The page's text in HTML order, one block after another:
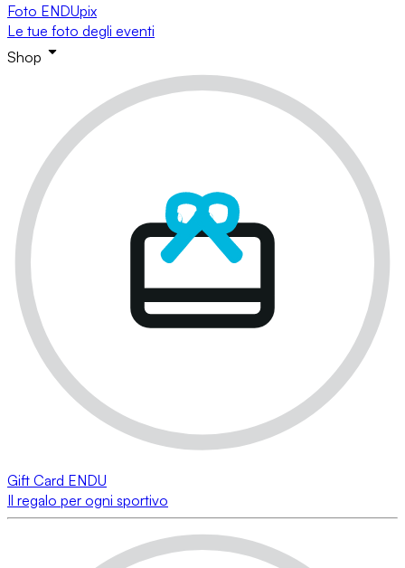
Foto ENDUpix
Le tue foto degli eventi
Shop
Gift Card ENDU
Il regalo per ogni sportivo